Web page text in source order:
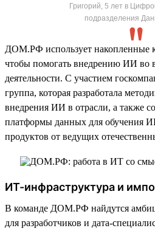
Григорий, 5 лет в
подразделения
ДОМ.РФ использует накопленные
чтобы помогать внедрению ИИ во
деятельности. С участием
группа, которая разработала
внедрения ИИ в отрасли, а также
платформы данных для обучения
продуктов от ведущих
ИТ-инфраструктура и
В команде ДОМ.РФ найдутся
для разработчиков и дата-